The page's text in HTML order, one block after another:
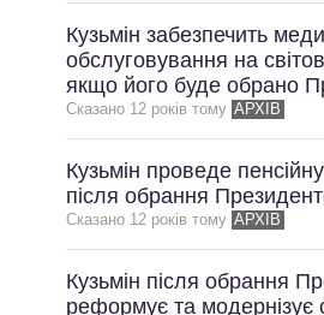
Кузьмін забезпечить
обслуговування на
якщо його буде обрано
Сказано 12 рокiв тому АРХІВ
Кузьмін проведе
після обрання
Сказано 12 рокiв тому АРХІВ
Кузьмін після обрання
реформує та модернізує